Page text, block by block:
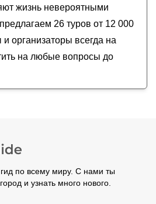
жизнь невероятными
26 туров от 12 000
организаторы всегда на
на любые вопросы до
по всему миру. С нами ты
и узнать много нового.